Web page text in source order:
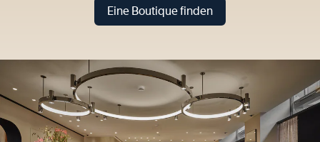
Eine Boutique finden